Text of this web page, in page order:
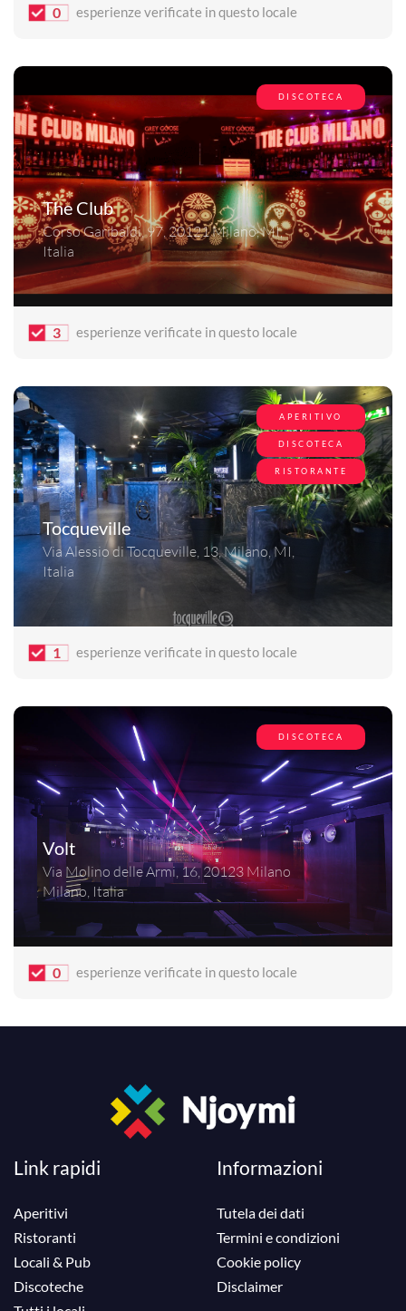
0 esperienze verificate in questo locale
DISCOTECA
The Club
Corso Garibaldi, 97, 20121 Milano, MI,
Italia
3 esperienze verificate in questo locale
APERITIVO
DISCOTECA
RISTORANTE
Tocqueville
Via Alessio di Tocqueville, 13, Milano, MI,
Italia
1 esperienze verificate in questo locale
DISCOTECA
Volt
Via Molino delle Armi, 16, 20123 Milano
Milano, Italia
0 esperienze verificate in questo locale
Link rapidi
Aperitivi
Ristoranti
Locali & Pub
Discoteche
Informazioni
Tutela dei dati
Termini e condizioni
Cookie policy
Disclaimer